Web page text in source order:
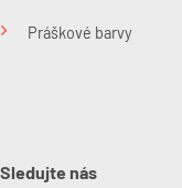
Práškové barvy
Sledujte nás